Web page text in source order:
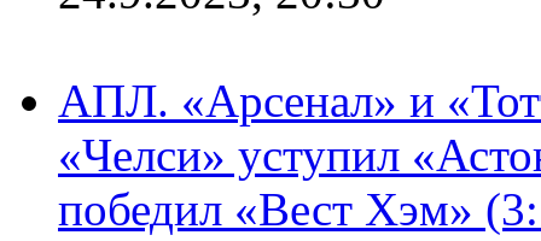
АПЛ. «Арсенал» и
«Челси» уступил
победил «Вест Хэм»